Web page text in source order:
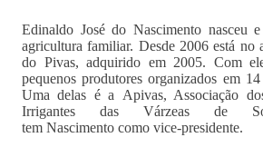
Edinaldo José do Nascimento nasceu
agricultura familiar. Desde 2006 está no
do Pivas, adquirido em 2005. Com
pequenos produtores organizados em 14
Uma delas é a Apivas, Associação
Irrigantes das Várzeas de
tem Nascimento como vice-presidente.